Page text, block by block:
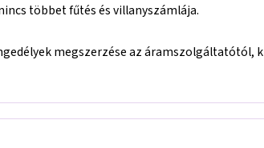
többet fűtés és villanyszámlája.
megszerzése az